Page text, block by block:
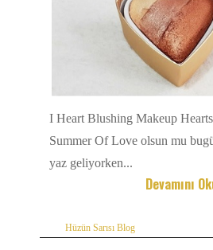
I Heart Blushing Makeup
Summer Of Love olsun mu
yaz geliyorken...
Devamını
Hüzün Sarısı Blog